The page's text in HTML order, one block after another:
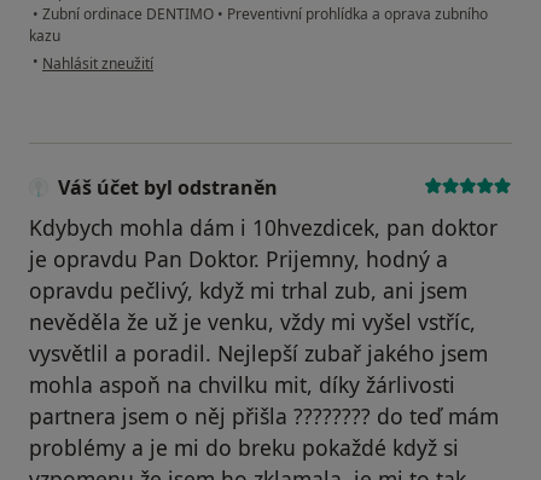
• Zubní ordinace DENTIMO • Preventivní prohlídka a oprava zubního
kazu
• podle názoru uživatele Váš účet byl odstraněn
Nahlásit zneužití
Váš účet byl odstraněn
Kdybych mohla dám i 10hvezdicek, pan doktor
je opravdu Pan Doktor. Prijemny, hodný a
opravdu pečlivý, když mi trhal zub, ani jsem
nevěděla že už je venku, vždy mi vyšel vstříc,
vysvětlil a poradil. Nejlepší zubař jakého jsem
mohla aspoň na chvilku mit, díky žárlivosti
partnera jsem o něj přišla ???????? do teď mám
problémy a je mi do breku pokaždé když si